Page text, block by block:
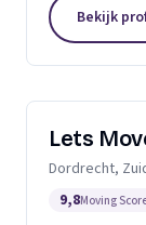
Bekijk
Lets
Dordrecht,
9,8Moving